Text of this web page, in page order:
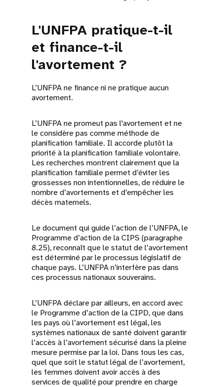
L'UNFPA pratique-t-il
et finance-t-il
l'avortement ?
L’UNFPA ne finance ni ne pratique aucun
avortement.
L’UNFPA ne promeut pas l'avortement et ne
le considère pas comme méthode de
planification familiale. Il accorde plutôt la
priorité à la planification familiale volontaire.
Les recherches montrent clairement que la
planification familiale permet d’éviter les
grossesses non intentionnelles, de réduire le
nombre d’avortements et d’empêcher les
décès maternels.
Le document qui guide l’action de l’UNFPA, le
Programme d’action de la CIPS (paragraphe
8.25), reconnaît que le statut de l’avortement
est déterminé par le processus législatif de
chaque pays. L’UNFPA n’interfère pas dans
ces processus nationaux souverains.
L’UNFPA déclare par ailleurs, en accord avec
le Programme d’action de la CIPD, que dans
les pays où l’avortement est légal, les
systèmes nationaux de santé doivent garantir
l’accès à l’avortement sécurisé dans la pleine
mesure permise par la loi. Dans tous les cas,
quel que soit le statut légal de l’avortement,
les femmes doivent avoir accès à des
services de qualité pour prendre en charge